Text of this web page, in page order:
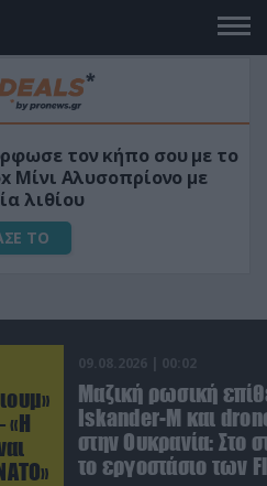
τον κήπο σου με το
Μίνι Αλυσοπρίονο με
λιθίου
ΤΟ
«Η
09.08.2026 | 00:02
Μαζική ρωσική
Iskander-M και
στην Ουκρανία: Στο
το εργοστάσιο των